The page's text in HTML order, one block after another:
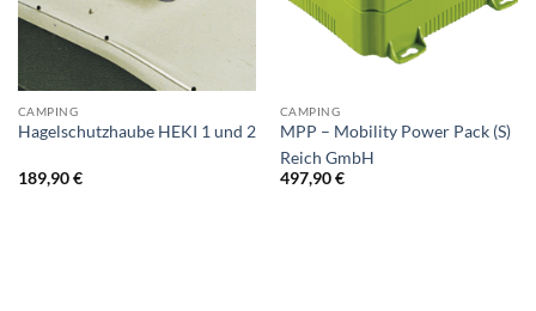
CAMPING
Hagelschutzhaube HEKI 1 und 2
189,90€
CAMPING
MPP – Mobility Power Pack (S)
Reich GmbH
497,90€